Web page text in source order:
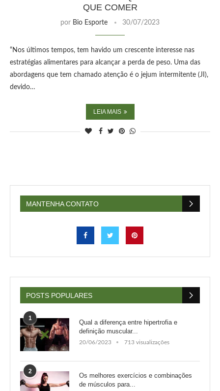
QUE COMER
por Bio Esporte 30/07/2023
“Nos últimos tempos, tem havido um crescente interesse nas
estratégias alimentares para alcançar a perda de peso. Uma das
abordagens que tem chamado atenção é o jejum intermitente (JI),
devido…
LEIA MAIS
MANTENHA CONTATO
POSTS POPULARES
1
Qual a diferença entre hipertrofia e
definição muscular...
20/06/2023 713 visualizações
2
Os melhores exercícios e combinações
de músculos para...